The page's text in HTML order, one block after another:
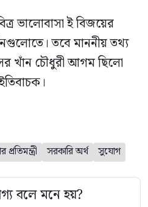
ভালোবাসা ই বিজয়ের
তবে মাননীয় তথ্য
খাঁন চৌধুরী আগম ছিলো
সরকারি অর্থ সুযোগ
বলে মনে হয়?